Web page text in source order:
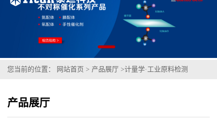
您当前的位置： 网站首页 > 产品展厅 >计量学·工业原料检测
份:C/Si/Mn/P/S/Cr/Ni/V/Cu/Sn/As/Co/W)
产品展厅